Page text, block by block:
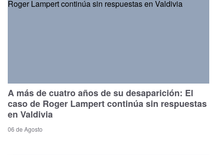
A más de cuatro años de su desaparición: El
caso de Roger Lampert continúa sin respuestas
en Valdivia
06 de Agosto